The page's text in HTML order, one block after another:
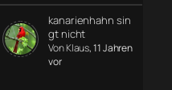
kanarienhahn sin
gt nicht
Von Klaus, 11 Jahren
vor